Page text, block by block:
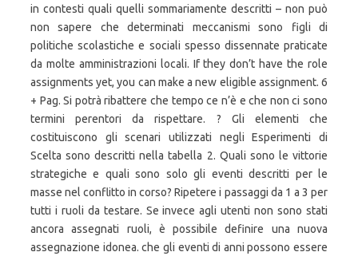
in contesti quali quelli sommariamente descritti – non può
non sapere che determinati meccanismi sono figli di
politiche scolastiche e sociali spesso dissennate praticate
da molte amministrazioni locali. If they don’t have the role
assignments yet, you can make a new eligible assignment. 6
+ Pag. Si potrà ribattere che tempo ce n’è e che non ci sono
termini perentori da rispettare. ? Gli elementi che
costituiscono gli scenari utilizzati negli Esperimenti di
Scelta sono descritti nella tabella 2. Quali sono le vittorie
strategiche e quali sono solo gli eventi descritti per le
masse nel conflitto in corso? Ripetere i passaggi da 1 a 3 per
tutti i ruoli da testare. Se invece agli utenti non sono stati
ancora assegnati ruoli, è possibile definire una nuova
assegnazione idonea. che gli eventi di anni possono essere